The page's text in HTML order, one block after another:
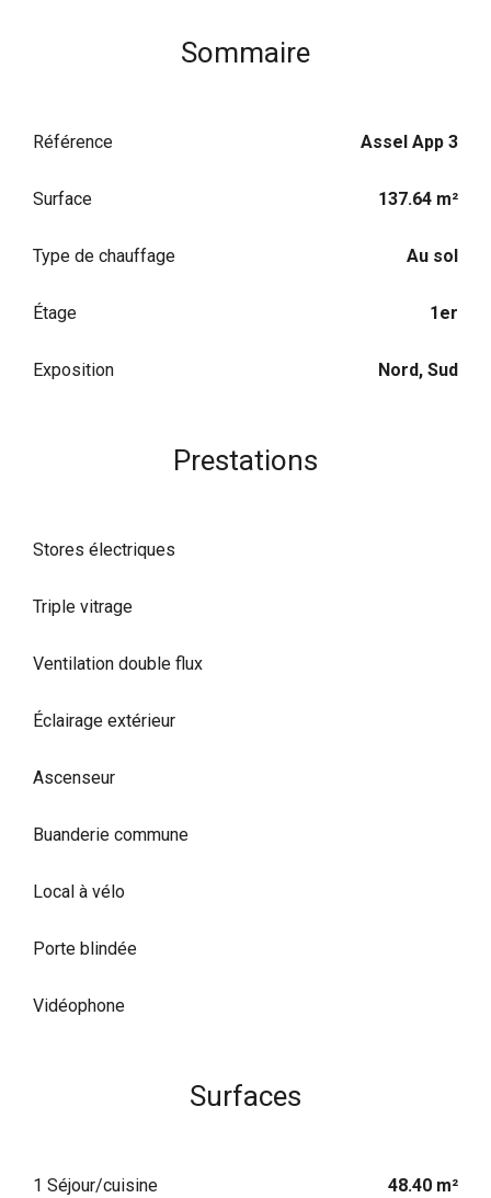
Sommaire
Référence Assel App 3
Surface 137.64 m²
Type de chauffage Au sol
Étage 1er
Exposition Nord, Sud
Prestations
Stores électriques
Triple vitrage
Ventilation double flux
Éclairage extérieur
Ascenseur
Buanderie commune
Local à vélo
Porte blindée
Vidéophone
Surfaces
1 Séjour/cuisine 48.40 m²